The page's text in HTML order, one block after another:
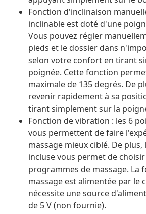
Fonction d'inclinaison
inclinable est doté d'une
Vous pouvez régler
pieds et le dossier dans
selon votre confort en tirant
poignée. Cette fonction
maximale de 135 degrés. De
revenir rapidement à sa
tirant simplement sur la
Fonction de vibration : les 6
vous permettent de faire
massage mieux ciblé. De
incluse vous permet de
programmes de massage. La
massage est alimentée par le
nécessite une source
de 5 V (non fournie).